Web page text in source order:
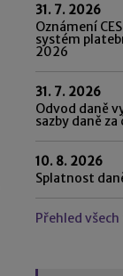
31. 7. 2026
Oznámení
systém
2026
31. 7. 2026
Odvod daně
sazby daně
10. 8. 2026
Splatnost
Přehled